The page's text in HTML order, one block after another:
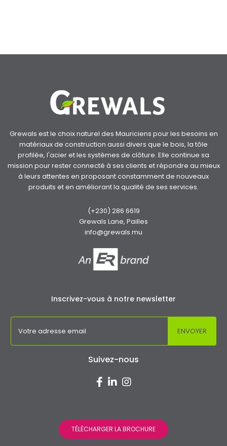
Grewals est le choix naturel des Mauriciens pour les besoins en
matériaux de construction aussi divers que le bois, la tôle
profilée, l'acier et les systèmes de clôture. Elle continue sa
mission pour rester connecté à ses clients et répondre au mieux
à leurs attentes en proposant constamment de nouveaux
produits et en améliorant la qualité de ses services.
(+230) 286 6619
Grewals Lane, Pailles
info@grewals.mu
Inscrivez-vous à notre newsletter
Suivez-nous
TÉLÉCHARGER LA BROCHURE